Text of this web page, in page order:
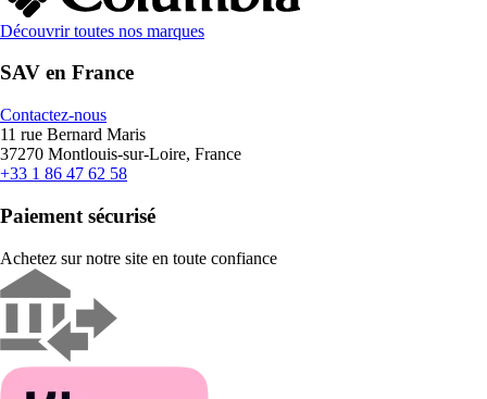
Découvrir toutes nos marques
SAV en France
Contactez-nous
11 rue Bernard Maris
37270 Montlouis-sur-Loire, France
+33 1 86 47 62 58
Paiement sécurisé
Achetez sur notre site en toute confiance